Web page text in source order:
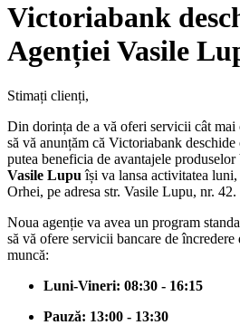
Victoriabank
Agenției Vasile
Stimați clienți,
Din dorința de a vă oferi servicii cât mai
să vă anunțăm că Victoriabank
putea beneficia de avantajele
Vasile Lupu își va lansa activitatea luni,
Orhei, pe adresa str. Vasile Lupu, nr. 42.
Noua agenție va avea un program
să vă ofere servicii bancare de
muncă:
Luni-Vineri: 08:30 - 16:15
Pauză: 13:00 - 13:30